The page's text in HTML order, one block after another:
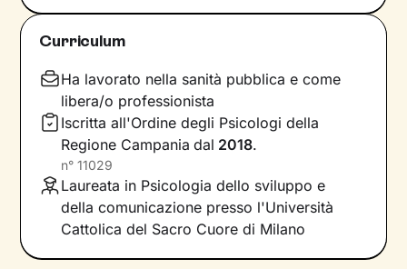
comportamentiche mettiamo in atto e sul
modo in cui
noi, con la nostra individualità.
Sul ponte che si crea tra il mondo interno e
quello esterno
si inserisce il lavoro che faremo
insieme, che andrà a comprendere nel passato
della tua storia e a ricostruire ciò che fa parte
del tuo presente. La voglia di cambiamento
sarà la motivazione necessaria per muovere i
Curriculum
Ha lavorato nella sanità pubblica e come
libera/o professionista
Iscritta all'Ordine degli Psicologi della
Regione Campania dal 2018.
n° 11029
Laureata in Psicologia dello sviluppo e
della comunicazione presso l'Università
Cattolica del Sacro Cuore di Milano